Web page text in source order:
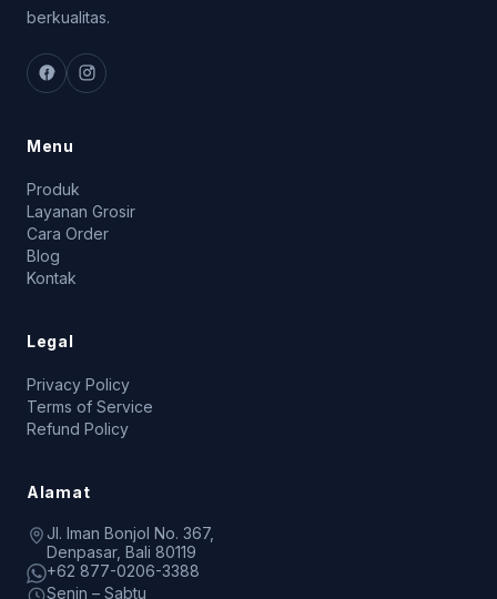
berkualitas.
Menu
Produk
Layanan Grosir
Cara Order
Blog
Kontak
Legal
Privacy Policy
Terms of Service
Refund Policy
Alamat
Jl. Iman Bonjol No. 367,
Denpasar, Bali 80119
+62 877-0206-3388
Senin – Sabtu